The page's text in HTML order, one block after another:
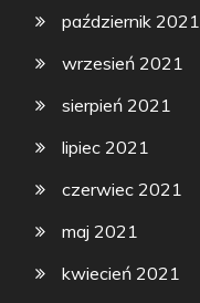
październik 2021
wrzesień 2021
sierpień 2021
lipiec 2021
czerwiec 2021
maj 2021
kwiecień 2021